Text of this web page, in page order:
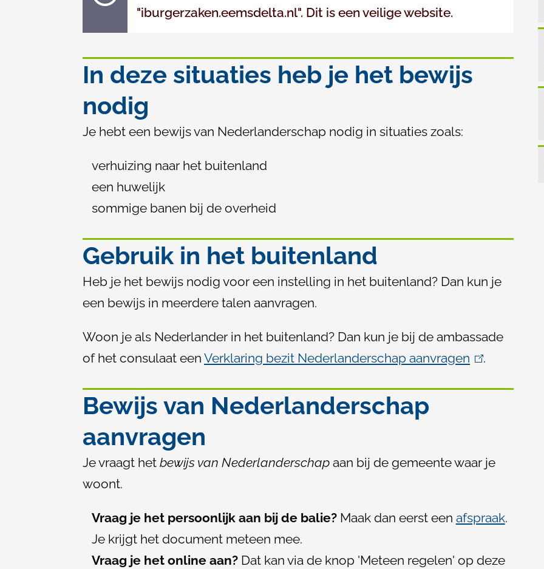
"iburgerzaken.eemsdelta.nl". Dit is een veilige website.
In deze situaties heb je het bewijs
nodig
Je hebt een bewijs van Nederlanderschap nodig in situaties zoals:
verhuizing naar het buitenland
een huwelijk
sommige banen bij de overheid
Gebruik in het buitenland
Heb je het bewijs nodig voor een instelling in het buitenland? Dan kun je
een bewijs in meerdere talen aanvragen.
Woon je als Nederlander in het buitenland? Dan kun je bij de ambassade
of het consulaat een Verklaring bezit Nederlanderschap aanvragen
i
x
.
Bewijs van Nederlanderschap
aanvragen
Je vraagt het bewijs van Nederlanderschap aan bij de gemeente waar je
woont.
Vraag je het persoonlijk aan bij de balie?Maak dan eerst een afspraak.
Je krijgt het document meteen mee.
Vraag je het online aan?Dat kan via de knop 'Meteen regelen' op deze